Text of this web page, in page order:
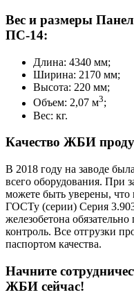
Вес и размеры
ПС-14:
Длина: 4340 мм;
Ширина: 2170 мм;
Высота: 220 мм;
Объем: 2,07 м3;
Вес: кг.
Качество ЖБИ
В 2018 году на заводе
всего оборудования. При
можете быть уверены, что
ГОСТу (серии) Серия
железобетона
контроль. Все отгрузки
паспортом качества.
Начните
ЖБИ сейчас!